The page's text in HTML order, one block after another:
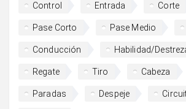
Control Entrada Corte
Pase Corto Pase Medio
Conducción Habilidad/
Regate Tiro Cabeza
Paradas Despeje